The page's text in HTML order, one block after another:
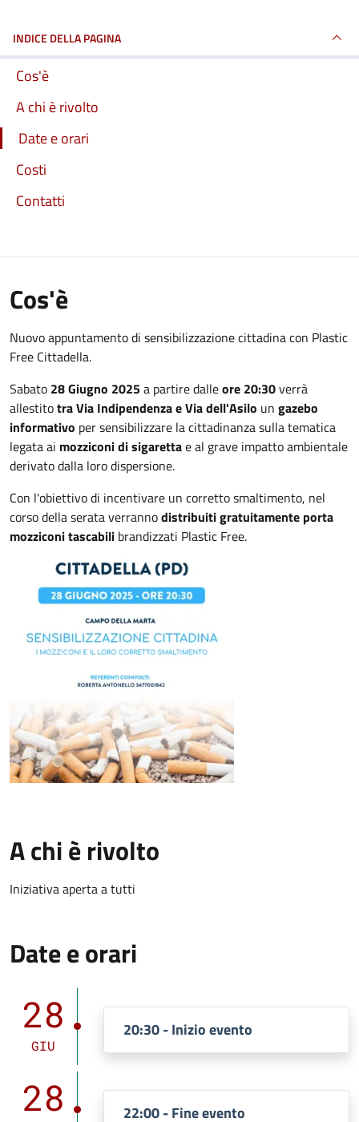
INDICE DELLA PAGINA
Cos'è
A chi è rivolto
Date e orari
Costi
Contatti
Cos'è
Nuovo appuntamento di sensibilizzazione cittadina con Plastic
Free Cittadella.
Sabato 28 Giugno 2025a partire dalleore 20:30verrà
allestitotra Via Indipendenza e Via dell'Asilo un gazebo
informativo per sensibilizzare la cittadinanza sulla tematica
legata ai mozziconi di sigarettae al grave impatto ambientale
derivato dalla loro dispersione.
Con l'obiettivo di incentivare un corretto smaltimento, nel
corso della serata verrannodistribuiti gratuitamente porta
mozziconi tascabili brandizzati Plastic Free.
A chi è rivolto
Iniziativa aperta a tutti
Date e orari
28
GIU
20:30 - Inizio evento
28 22:00 - Fine evento